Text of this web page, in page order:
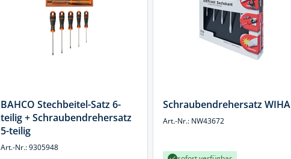
Spanntechnik
Spannungsprüfer
BAHCO Stechbeitel-Satz 6-
teilig + Schraubendrehersatz
5-teilig
Art.-Nr.: 9305948
Schraubendrehersatz WIHA
Art.-Nr.: NW43672